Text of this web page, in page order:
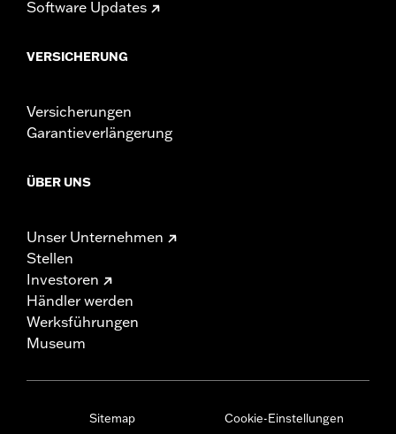
Software Updates
VERSICHERUNG
Versicherungen
Garantieverlängerung
ÜBER UNS
Unser Unternehmen
Stellen
Investoren
Händler werden
Werksführungen
Museum
Sitemap
Cookie-Einstellungen